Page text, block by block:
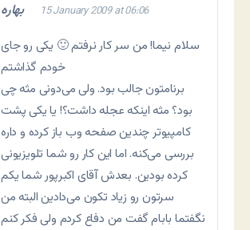
بهاره 15 January 2009 at 06:06
سلام نیما! من سر کار نرفتم 🙂 یکی رو جای
خودم گذاشتم
برنامتون جالب بود. ولی می‌دونی مثه چی
بود؟ مثه اینکه عجله داشت؟! یا یکی پشت
کامپیوتر چندین صفحه وب باز کرده و داره
بررسی می‌کنه. اما این کار رو شما تلویزیونی
کرده بودین. بعدش آقای اکبرپور شما یکم
سرتون رو زیاد تکون می‌دادین البته من
نگفتما بابام گفت من دفاع کردم ولی فکر کنم